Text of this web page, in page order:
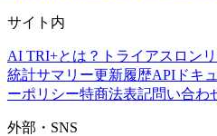
サイト内
AI TRI+とは？ トライアスロン
統計サマリー更新履歴APIドキ
ーポリシー特商法表記問い合わ
外部・SNS